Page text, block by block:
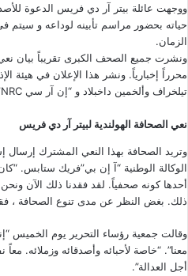
ووجهت عائلة بيتر آر دي فريس الدعوة
حياته بحضور مراسم تأبينه لوداعه و
الزمان.
محرراً إخبارياً. ونشر هذا الإعلان في هيئة
تيلخراف وألخمين داخبلاد و “إن آر سي NRC” وعدد من الصحف الإقليمية وغيرها.
نعي الصحافة الهولندية لبيتر آر دي فريس
وتريد الصحافة بهذا النعي المشترك إرسال
الوكالة الوطنية “آ إن بي”فريك ستابس.
أحدها كونه صحفياً. لقد فقدنا ذلك الآن
ذلك. بغض النظر عن مدى تنوع الصحافة ،
وقالت جمعية رؤساء التحرير يوم الخميس
معنا”. “خاصة لأحبائه وأصدقائه وزملائه.
أجل العدالة”.